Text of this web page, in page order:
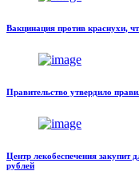
Вакцинация против краснухи,
Правительство утвердило
Центр лекобеспечения
рублей